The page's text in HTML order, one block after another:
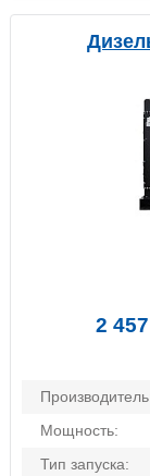
Мощность:
Тип запуска:
2